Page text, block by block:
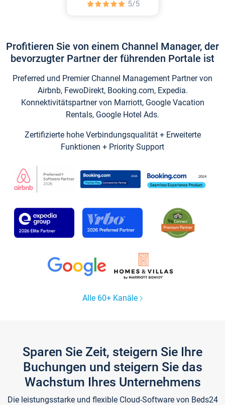
Profitieren Sie von einem Channel Manager, der
bevorzugter Partner der führenden Portale ist
Preferred und Premier Channel Management Partner von
Airbnb, FewoDirekt, Booking.com, Expedia.
Konnektivitätspartner von Marriott, Google Vacation
Rentals, Google Hotel Ads.
Zertifizierte hohe Verbindungsqualität + Erweiterte
Funktionen + Priority Support
Alle 60+ Kanäle
Sparen Sie Zeit, steigern Sie Ihre
Buchungen und steigern Sie das
Wachstum Ihres Unternehmens
Die leistungsstarke und flexible Cloud-Software von Beds24